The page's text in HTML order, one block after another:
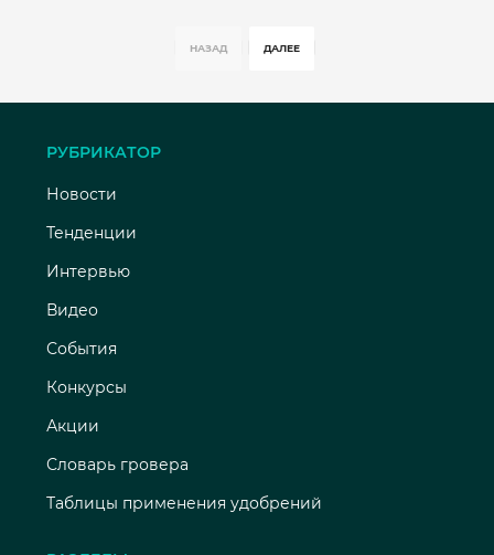
НАЗАД ДАЛЕЕ
РУБРИКАТОР
Новости
Тенденции
Интервью
Видео
События
Конкурсы
Акции
Словарь гровера
Таблицы применения удобрений